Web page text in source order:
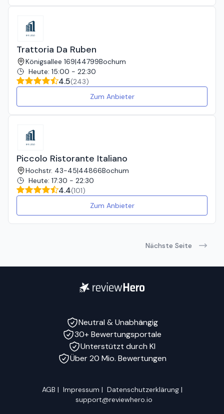
Trattoria Da Ruben
Königsallee 169|44799Bochum
Heute: 15:00 - 22:30
4.5(243)
Zum Anbieter
Piccolo Ristorante Italiano
Hochstr. 43-45|44866Bochum
Heute: 17:30 - 22:30
4.4(101)
Zum Anbieter
Nächste Seite
Neutral & Unabhängig
30+ Bewertungsportale
Unterstützt durch KI
Über 20 Mio. Bewertungen
AGB | Impressum | Datenschutzerklärung|
support@reviewhero.io